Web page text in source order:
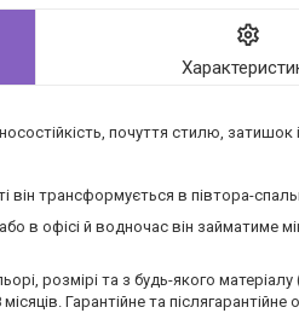
почуття стилю,
він трансформується в півтора-
в офісі й водночас він займатиме
розмірі та з будь-якого матеріалу
Гарантійне та післягарантійне